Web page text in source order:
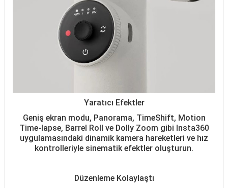
Yaratıcı Efektler
Geniş ekran modu, Panorama, TimeShift, Motion
Time-lapse, Barrel Roll ve Dolly Zoom gibi Insta360
uygulamasındaki dinamik kamera hareketleri ve hız
kontrolleriyle sinematik efektler oluşturun.
Düzenleme Kolaylaştı